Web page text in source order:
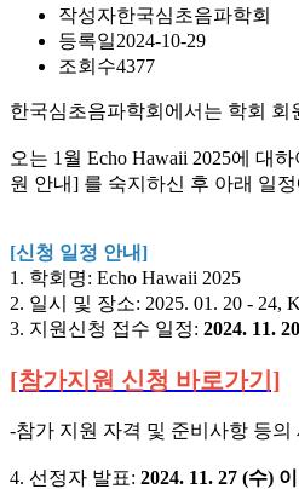
작성자한국심초음파학회
등록일2024-10-29
조회수4377
한국심초음파학회에서는 학회
오는 1월 Echo Hawaii 2025에 대
원 안내] 를 숙지하신 후 아래 일
[신청 일정 안내]
1. 학회명: Echo Hawaii 2025
2. 일시 및 장소: 2025. 01. 20 - 24,
3. 지원신청 접수 일정: 2024. 11.
[참가지원 신청 바로가기]
-참가 지원 자격 및 준비사항 등의
4. 선정자 발표: 2024. 11. 27 (수)